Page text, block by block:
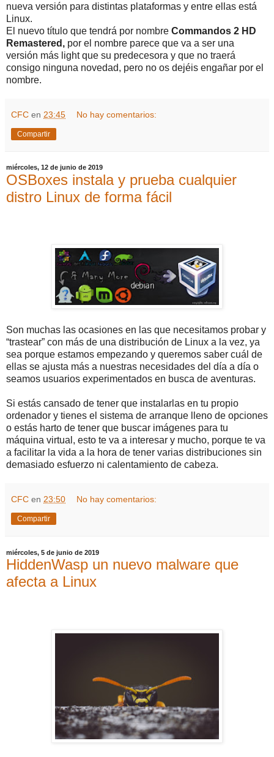
nueva versión para distintas plataformas y entre ellas está
Linux.
El nuevo título que tendrá por nombre Commandos 2 HD
Remastered, por el nombre parece que va a ser una
versión más light que su predecesora y que no traerá
consigo ninguna novedad, pero no os dejéis engañar por el
nombre.
CFC en 23:45 No hay comentarios:
Compartir
miércoles, 12 de junio de 2019
OSBoxes instala y prueba cualquier
distro Linux de forma fácil
Son muchas las ocasiones en las que necesitamos probar y
“trastear” con más de una distribución de Linux a la vez, ya
sea porque estamos empezando y queremos saber cuál de
ellas se ajusta más a nuestras necesidades del día a día o
seamos usuarios experimentados en busca de aventuras.
Si estás cansado de tener que instalarlas en tu propio
ordenador y tienes el sistema de arranque lleno de opciones
o estás harto de tener que buscar imágenes para tu
máquina virtual, esto te va a interesar y mucho, porque te va
a facilitar la vida a la hora de tener varias distribuciones sin
demasiado esfuerzo ni calentamiento de cabeza.
CFC en 23:50 No hay comentarios:
Compartir
miércoles, 5 de junio de 2019
HiddenWasp un nuevo malware que
afecta a Linux